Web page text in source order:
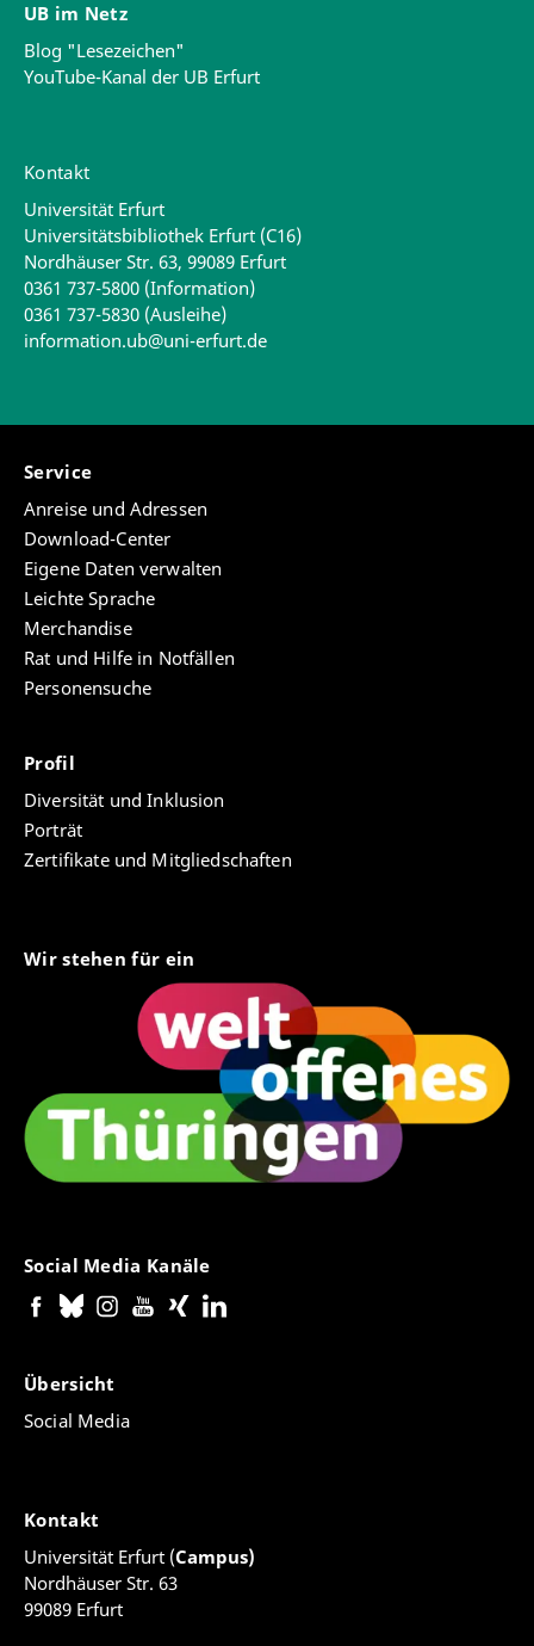
UB im Netz
Blog "Lesezeichen"
YouTube-Kanal der UB Erfurt
Kontakt
Universität Erfurt
Universitätsbibliothek Erfurt (C16)
Nordhäuser Str. 63, 99089 Erfurt
0361 737-5800 (Information)
0361 737-5830 (Ausleihe)
information.ub@uni-erfurt.de
Service
Anreise und Adressen
Download-Center
Eigene Daten verwalten
Leichte Sprache
Merchandise
Rat und Hilfe in Notfällen
Personensuche
Profil
Diversität und Inklusion
Porträt
Zertifikate und Mitgliedschaften
Wir stehen für ein
Social Media Kanäle
Übersicht
Social Media
Kontakt
Universität Erfurt (Campus)
Nordhäuser Str. 63
99089 Erfurt